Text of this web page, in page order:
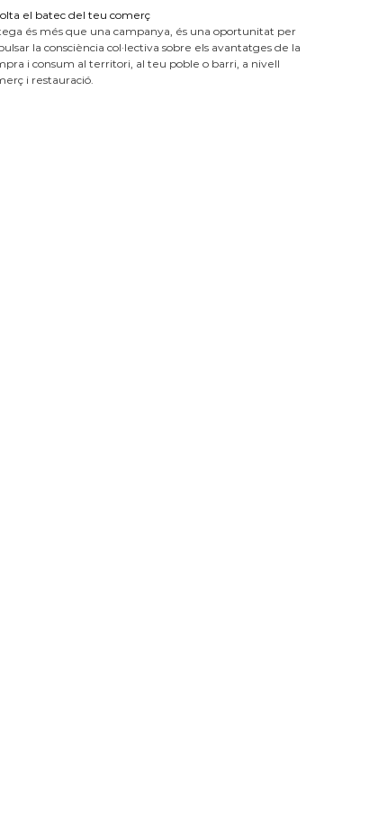
el batec del teu comerç
és més que una campanya, és una oportunitat per
la consciència col·lectiva sobre els avantatges de la
i consum al territori, al teu poble o barri, a nivell
i restauració.